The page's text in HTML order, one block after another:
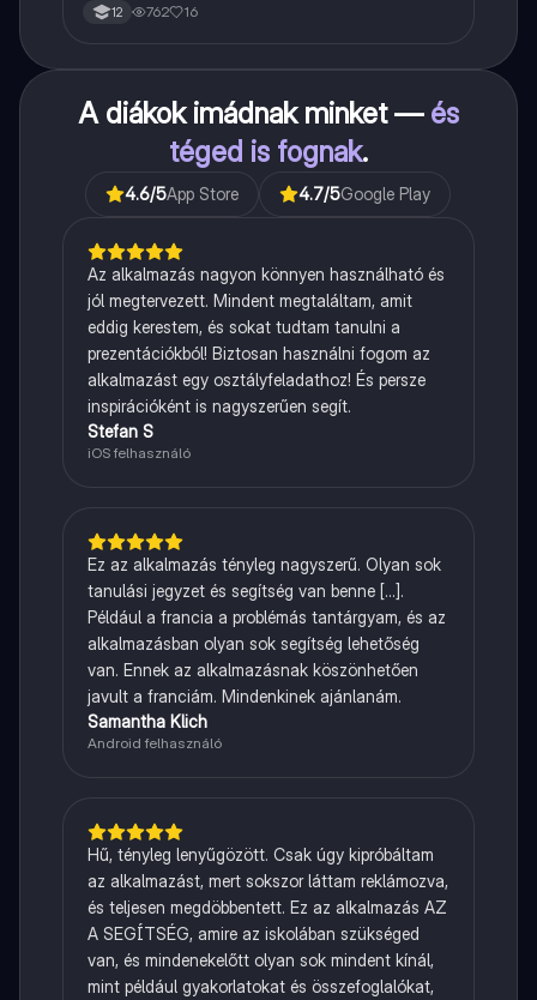
12 762 16
A diákok imádnak minket — és
téged is fognak.
4.6/5App Store 4.7/5Google Play
Az alkalmazás nagyon könnyen használható és
jól megtervezett. Mindent megtaláltam, amit
eddig kerestem, és sokat tudtam tanulni a
prezentációkból! Biztosan használni fogom az
alkalmazást egy osztályfeladathoz! És persze
inspirációként is nagyszerűen segít.
Stefan S
iOS felhasználó
Ez az alkalmazás tényleg nagyszerű. Olyan sok
tanulási jegyzet és segítség van benne [...].
Például a francia a problémás tantárgyam, és az
alkalmazásban olyan sok segítség lehetőség
van. Ennek az alkalmazásnak köszönhetően
javult a franciám. Mindenkinek ajánlanám.
Samantha Klich
Android felhasználó
Hű, tényleg lenyűgözött. Csak úgy kipróbáltam
az alkalmazást, mert sokszor láttam reklámozva,
és teljesen megdöbbentett. Ez az alkalmazás AZ
A SEGÍTSÉG, amire az iskolában szükséged
van, és mindenekelőtt olyan sok mindent kínál,
mint például gyakorlatokat és összefoglalókat,